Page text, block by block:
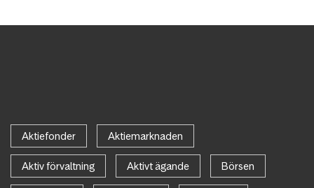
Aktiefonder Aktiemarknaden
Aktiv förvaltning Aktivt ägande Börsen